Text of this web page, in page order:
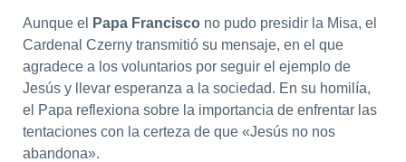
Aunque el Papa Franciscono pudo presidir la Misa, el
Cardenal Czerny transmitió su mensaje, en el que
agradece a los voluntarios por seguir el ejemplo de
Jesús y llevar esperanza a la sociedad. En su homilía,
el Papa reflexiona sobre la importancia de enfrentar las
tentaciones con la certeza de que «Jesús no nos
abandona».